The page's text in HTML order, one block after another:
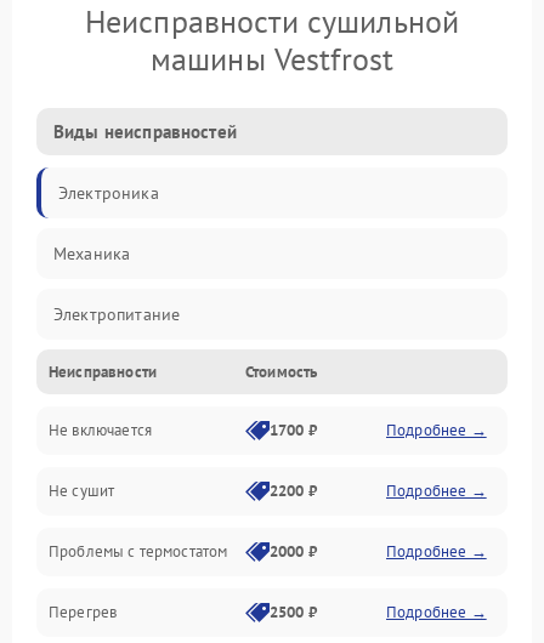
Неисправности сушильной
машины Vestfrost
Виды неисправностей
Электроника
Механика
Электропитание
Нагрев
Механические повреждения
Оптика
Программное обеспечение
Датчики
Неисправности Стоимость
Не включается 1700 ₽ Подробнее →
Не сушит 2200 ₽ Подробнее →
Проблемы с термостатом 2000 ₽ Подробнее →
Перегрев 2500 ₽ Подробнее →